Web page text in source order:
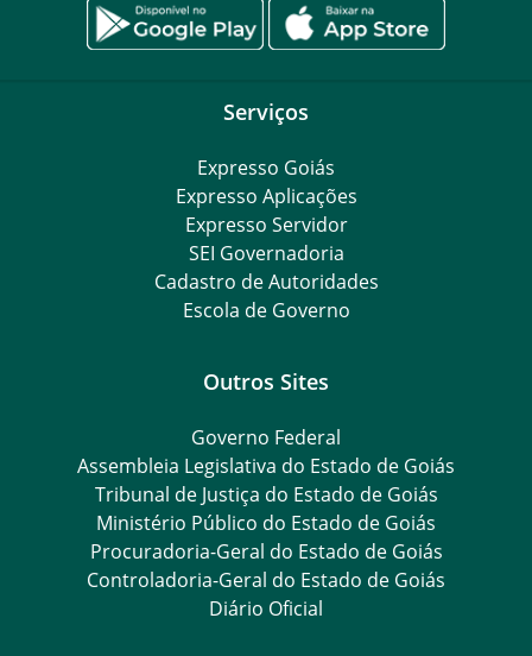
Serviços
Expresso Goiás
Expresso Aplicações
Expresso Servidor
SEI Governadoria
Cadastro de Autoridades
Escola de Governo
Outros Sites
Governo Federal
Assembleia Legislativa do Estado de Goiás
Tribunal de Justiça do Estado de Goiás
Ministério Público do Estado de Goiás
Procuradoria-Geral do Estado de Goiás
Controladoria-Geral do Estado de Goiás
Diário Oficial